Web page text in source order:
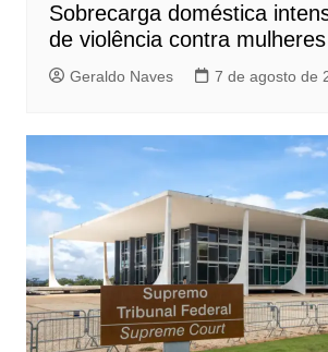
Sobrecarga doméstica
de violência contra mulheres
Geraldo Naves 7 de agosto de